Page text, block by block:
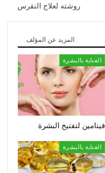
روشته لعلاج النقرس
المزيد عن المؤلف
العناية بالبشرة
فيتامين لتفتيح البشرة
العناية بالبشرة